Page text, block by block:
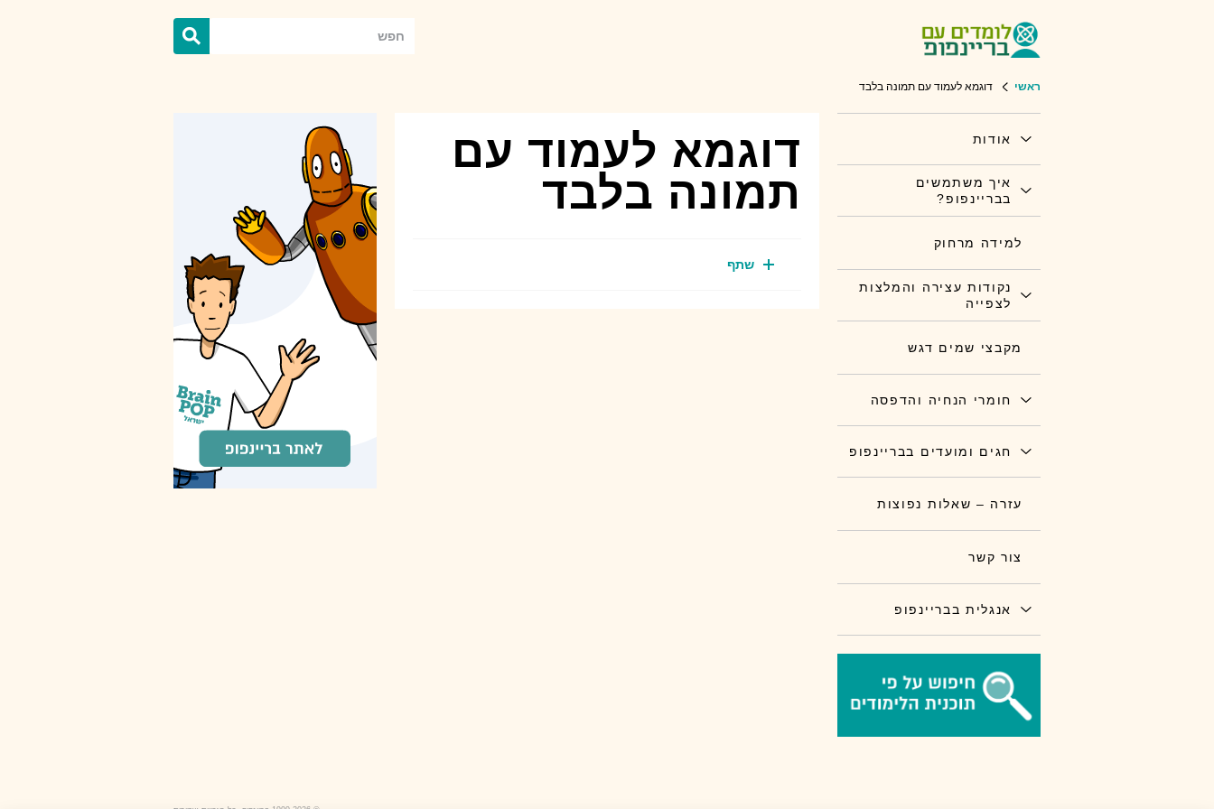
ראשי דוגמא לעמוד עם תמונה בלבד
דוגמא לעמוד עם
תמונה בלבד
שתף
אודות
איך משתמשים
בבריינפופ?
למידה מרחוק
נקודות עצירה והמלצות
לצפייה
מקבצי שמים דגש
חומרי הנחיה והדפסה
חגים ומועדים בבריינפופ
עזרה – שאלות נפוצות
צור קשר
אנגלית בבריינפופ